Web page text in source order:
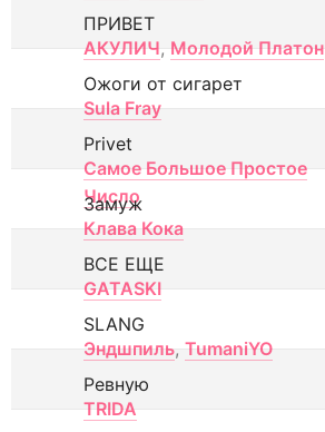
ПРИВЕТ
АКУЛИЧ, Молодой Платон
Ожоги от сигарет
Sula Fray
Privet
Самое Большое Простое
Число
Замуж
Клава Кока
ВСЕ ЕЩЕ
GATASKI
SLANG
Эндшпиль, TumaniYO
Ревную
TRIDA